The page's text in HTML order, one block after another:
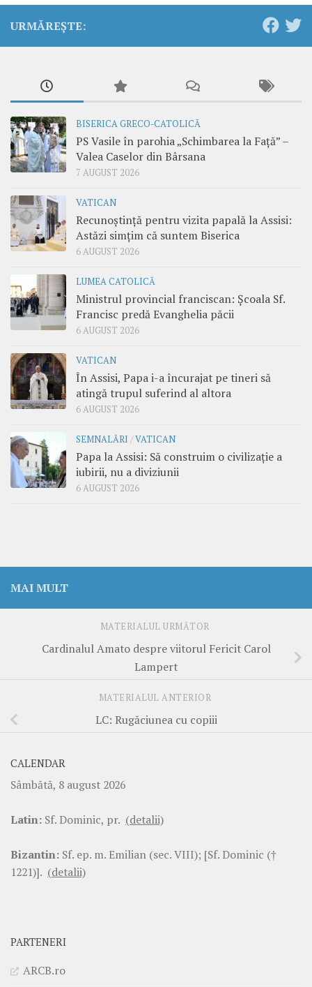
URMĂREȘTE:
BISERICA GRECO-CATOLICĂ
PS Vasile în parohia „Schimbarea la Față” –
Valea Caselor din Bârsana
7 AUGUST 2026
VATICAN
Recunoștință pentru vizita papală la Assisi:
Astăzi simțim că suntem Biserica
6 AUGUST 2026
LUMEA CATOLICĂ
Ministrul provincial franciscan: Școala Sf.
Francisc predă Evanghelia păcii
6 AUGUST 2026
VATICAN
În Assisi, Papa i-a încurajat pe tineri să
atingă trupul suferind al altora
6 AUGUST 2026
SEMNALĂRI /VATICAN
Papa la Assisi: Să construim o civilizație a
iubirii, nu a diviziunii
6 AUGUST 2026
MAI MULT
MATERIALUL URMĂTOR
Cardinalul Amato despre viitorul Fericit Carol
Lampert
MATERIALUL ANTERIOR
LC: Rugăciunea cu copiii
CALENDAR
Sâmbătă, 8 august 2026
Latin: Sf. Dominic, pr. (detalii)
Bizantin: Sf. ep. m. Emilian (sec. VIII); [Sf. Dominic (†
1221)]. (detalii)
PARTENERI
ARCB.ro